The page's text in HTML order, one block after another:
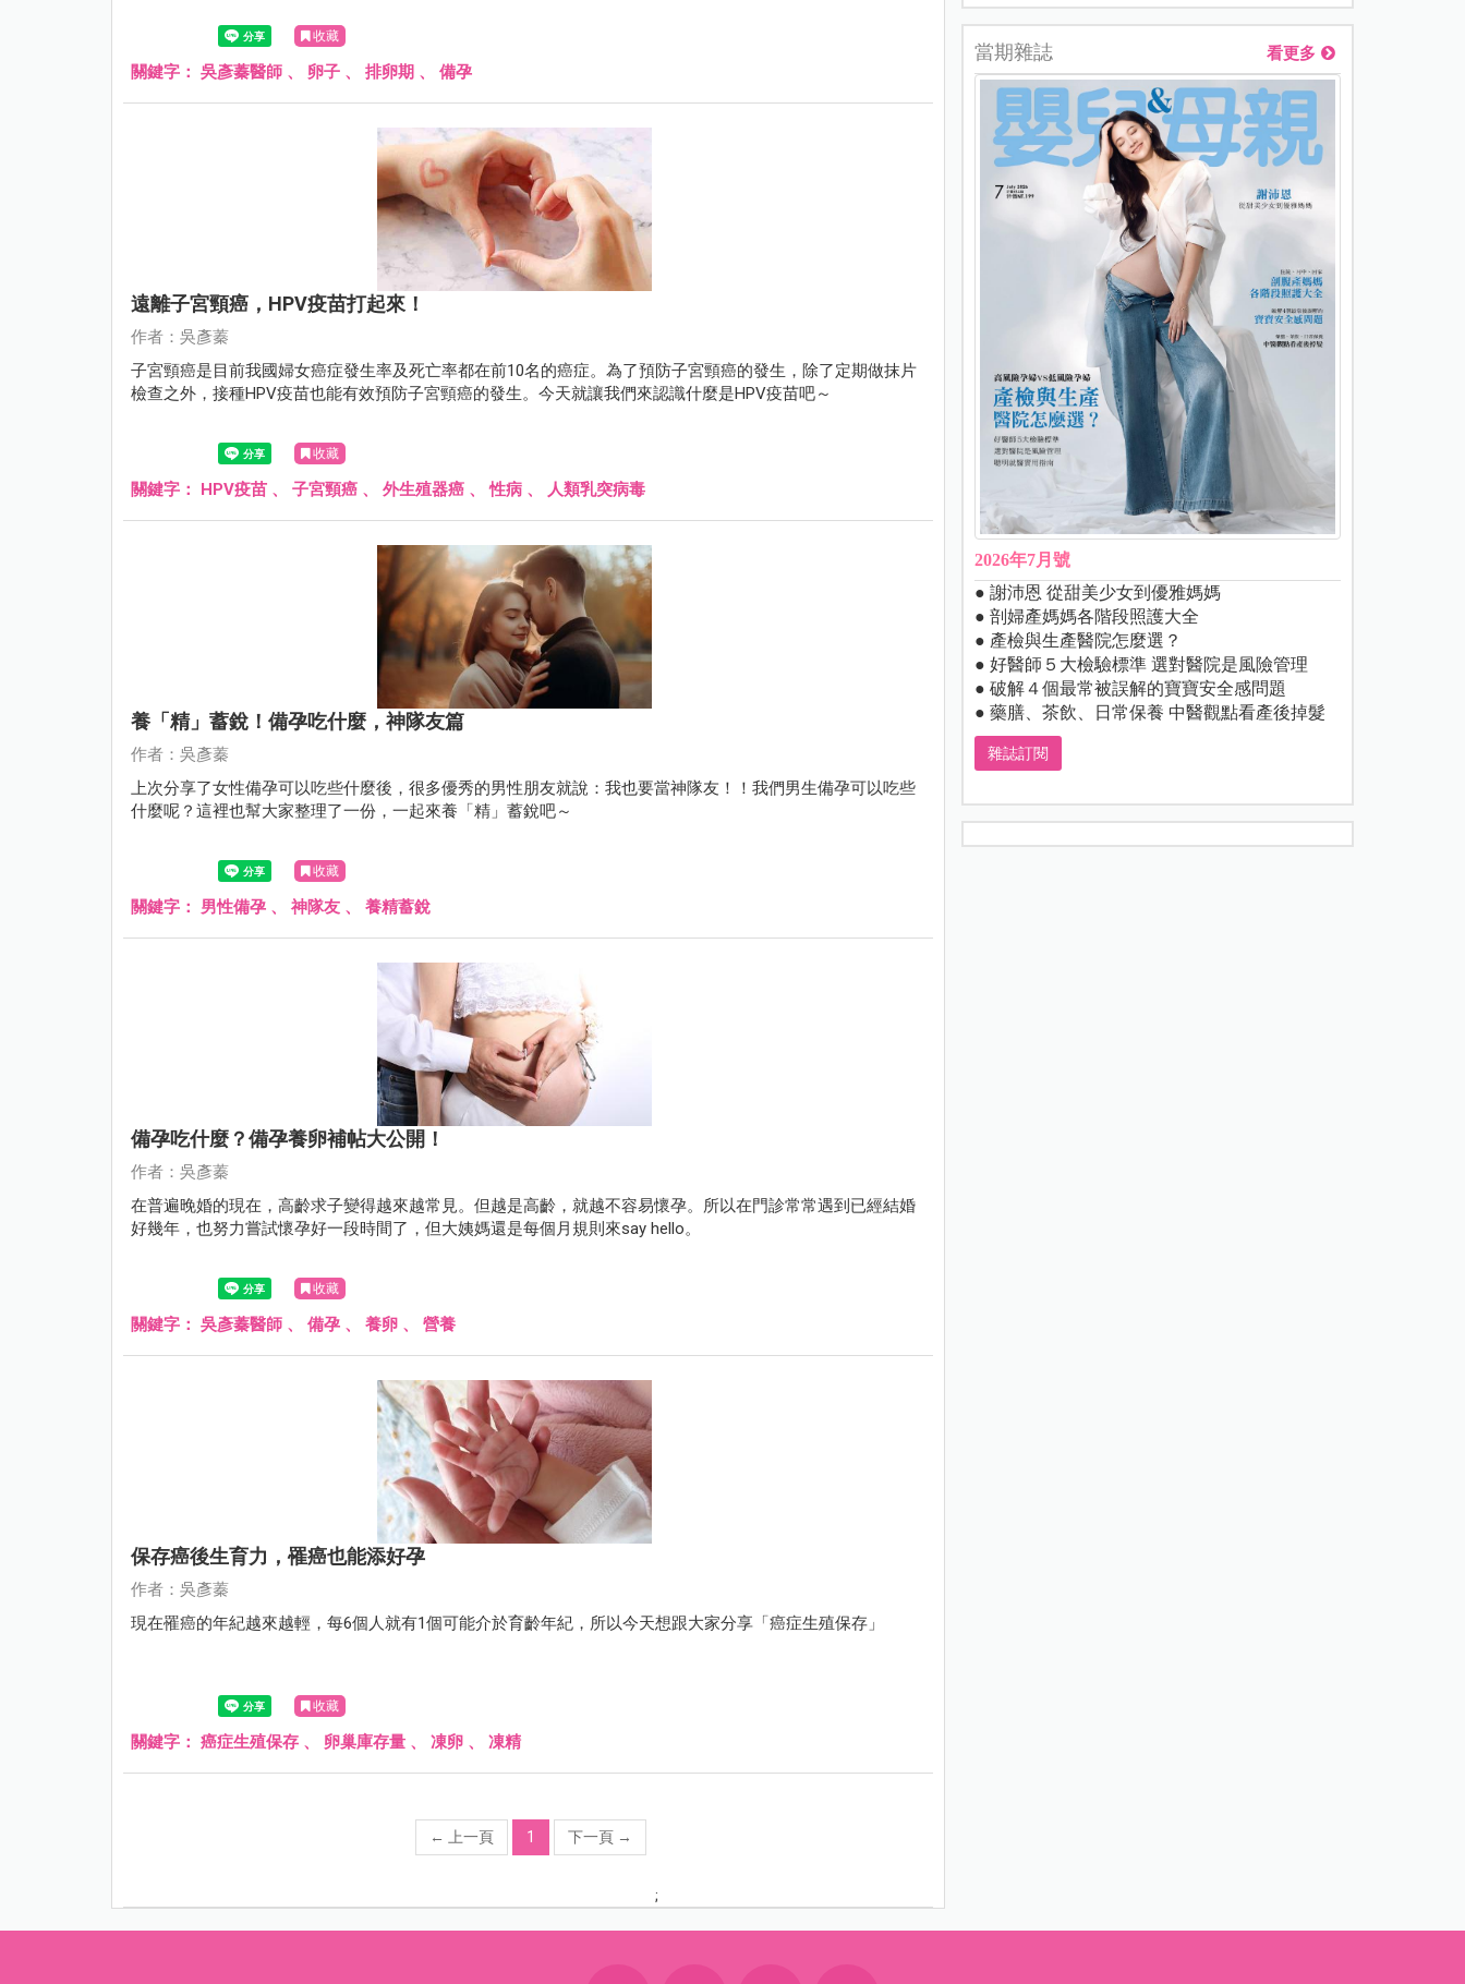
收藏
關鍵字： 吳彥蓁醫師 、 卵子 、 排卵期 、 備孕
遠離子宮頸癌，HPV疫苗打起來！
作者：吳彥蓁
子宮頸癌是目前我國婦女癌症發生率及死亡率都在前10名的癌症。為了預防子宮頸癌的發生，除了定期做抹片
檢查之外，接種HPV疫苗也能有效預防子宮頸癌的發生。今天就讓我們來認識什麼是HPV疫苗吧～
收藏
關鍵字： HPV疫苗 、 子宮頸癌 、 外生殖器癌 、性病 、 人類乳突病毒
養「精」蓄銳！備孕吃什麼，神隊友篇
作者：吳彥蓁
上次分享了女性備孕可以吃些什麼後，很多優秀的男性朋友就說：我也要當神隊友！！我們男生備孕可以吃些
什麼呢？這裡也幫大家整理了一份，一起來養「精」蓄銳吧～
收藏
關鍵字： 男性備孕 、 神隊友 、 養精蓄銳
備孕吃什麼？備孕養卵補帖大公開！
作者：吳彥蓁
在普遍晚婚的現在，高齡求子變得越來越常見。但越是高齡，就越不容易懷孕。所以在門診常常遇到已經結婚
好幾年，也努力嘗試懷孕好一段時間了，但大姨媽還是每個月規則來say hello。
收藏
關鍵字： 吳彥蓁醫師 、 備孕 、 養卵 、 營養
保存癌後生育力，罹癌也能添好孕
作者：吳彥蓁
現在罹癌的年紀越來越輕，每6個人就有1個可能介於育齡年紀，所以今天想跟大家分享「癌症生殖保存」
收藏
關鍵字： 癌症生殖保存 、 卵巢庫存量 、 凍卵 、 凍精
← 上一頁 1 下一頁 →
;
當期雜誌 看更多
2026年7月號
● 謝沛恩 從甜美少女到優雅媽媽
● 剖婦產媽媽各階段照護大全
● 產檢與生產醫院怎麼選？
● 好醫師５大檢驗標準 選對醫院是風險管理
● 破解４個最常被誤解的寶寶安全感問題
● 藥膳、茶飲、日常保養 中醫觀點看產後掉髮
雜誌訂閱